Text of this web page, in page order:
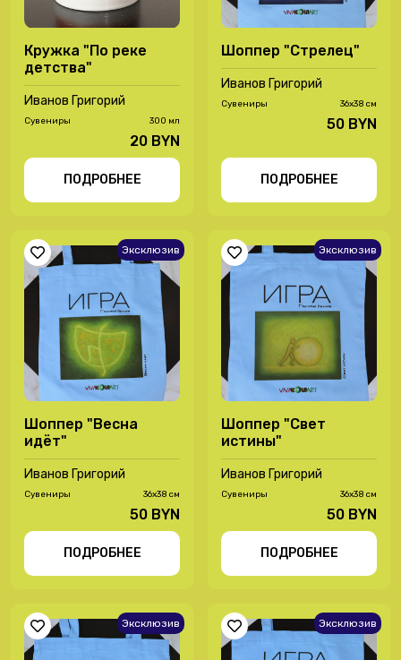
Кружка "По реке
детства"
Иванов Григорий
Сувениры 300 мл
20 BYN
ПОДРОБНЕЕ
Шоппер "Стрелец"
Иванов Григорий
Сувениры 36х38 см
50 BYN
ПОДРОБНЕЕ
Эксклюзив
Шоппер "Весна
идёт"
Иванов Григорий
Сувениры 36х38 см
50 BYN
ПОДРОБНЕЕ
Эксклюзив
Шоппер "Свет
истины"
Иванов Григорий
Сувениры 36х38 см
50 BYN
ПОДРОБНЕЕ
Эксклюзив Эксклюзив